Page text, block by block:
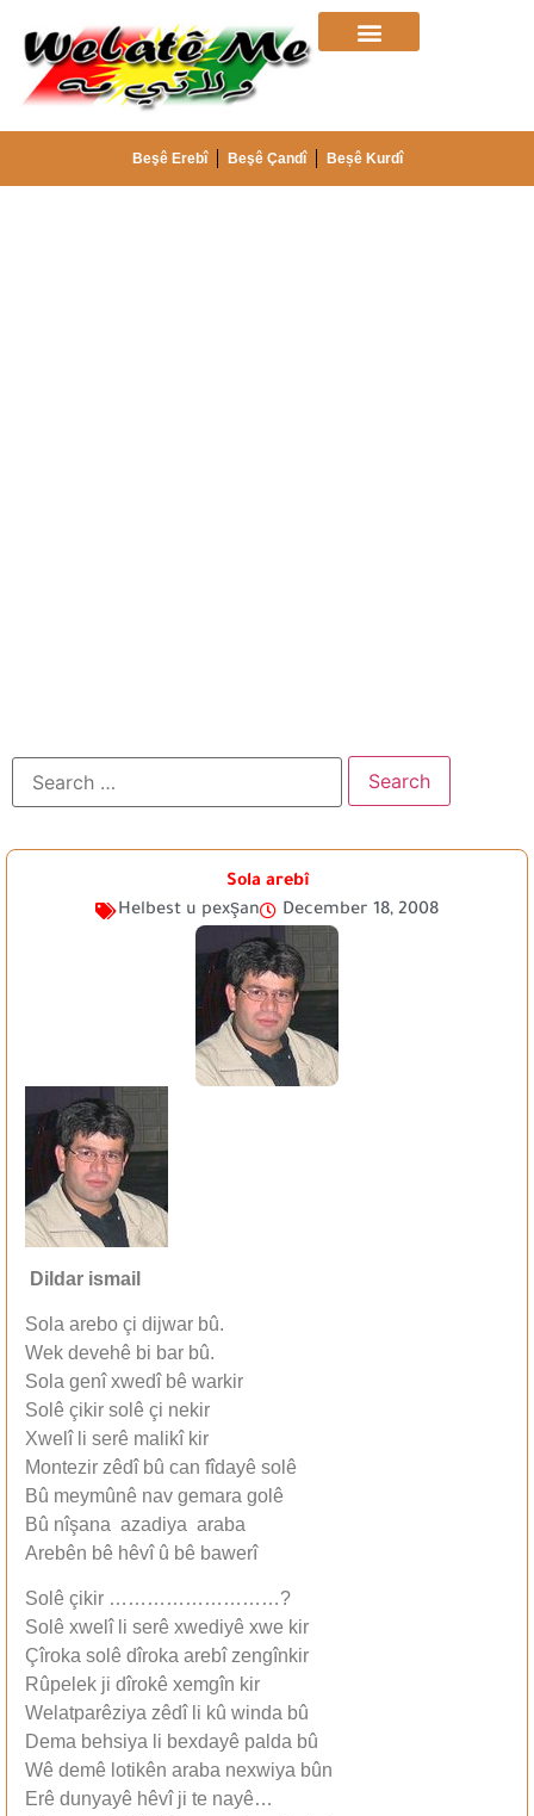
Beşê Erebî Beşê Çandî Beșê Kurdî
Sola arebî
Helbest u pexşan
December 18, 2008
Dildar ismail
Sola arebo çi dijwar bû.
Wek devehê bi bar bû.
Sola genî xwedî bê warkir
Solê çikir solê çi nekir
Xwelî li serê malikî kir
Montezir zêdî bû can fîdayê solê
Bû meymûnê nav gemara golê
Bû nîşana azadiya araba
Arebên bê hêvî û bê bawerî
Solê çikir ………………………?
Solê xwelî li serê xwediyê xwe kir
Çîroka solê dîroka arebî zengînkir
Rûpelek ji dîrokê xemgîn kir
Welatparêziya zêdî li kû winda bû
Dema behsiya li bexdayê palda bû
Wê demê lotikên araba nexwiya bûn
Erê dunyayê hêvî ji te nayê…